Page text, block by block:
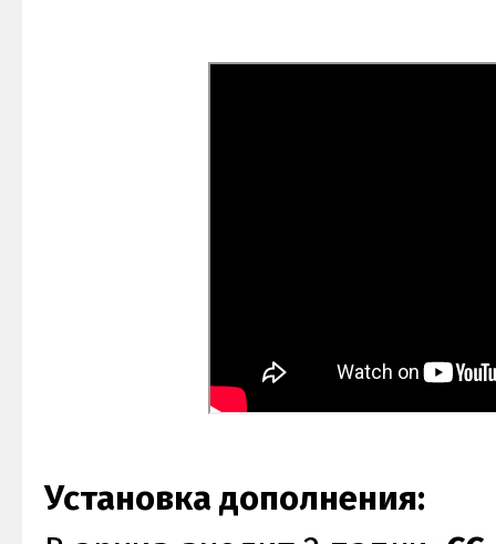
Установка дополнения: